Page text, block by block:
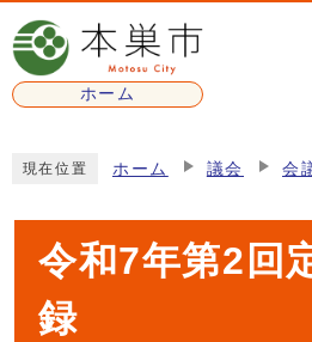
ページの先頭です
ホーム
現在位置 ホーム 議会 会
令和7年第2回
録